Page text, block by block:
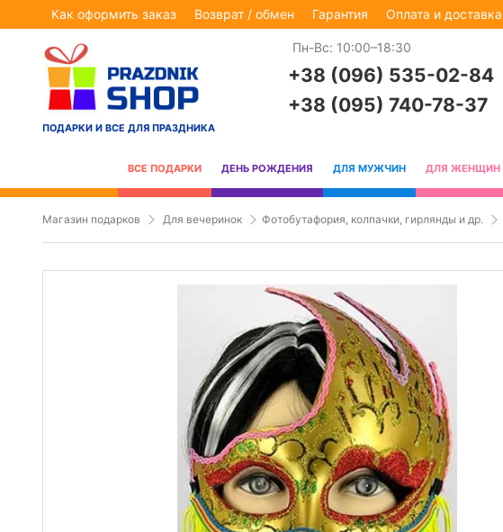
Как оформить заказ Возврат / обмен Гарантия Оплата и доставка
ПОДАРКИ И ВСЕ ДЛЯ ПРАЗДНИКА
Пн-Вс: 10:00–18:30
+38 (096) 535-02-84
+38 (095) 740-78-37
ВСЕ ПОДАРКИ ДЕНЬ РОЖДЕНИЯ ДЛЯ МУЖЧИН ДЛЯ ЖЕНЩИН
Магазин подарков Для вечеринок Фотобутафория, колпачки, гирлянды и др.